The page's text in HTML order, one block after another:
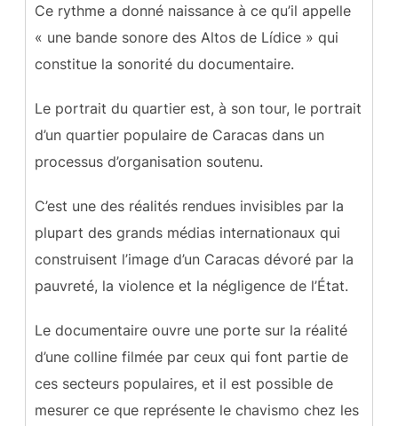
Ce rythme a donné naissance à ce qu’il appelle
« une bande sonore des Altos de Lídice » qui
constitue la sonorité du documentaire.
Le portrait du quartier est, à son tour, le portrait
d’un quartier populaire de Caracas dans un
processus d’organisation soutenu.
C’est une des réalités rendues invisibles par la
plupart des grands médias internationaux qui
construisent l’image d’un Caracas dévoré par la
pauvreté, la violence et la négligence de l’État.
Le documentaire ouvre une porte sur la réalité
d’une colline filmée par ceux qui font partie de
ces secteurs populaires, et il est possible de
mesurer ce que représente le chavismo chez les